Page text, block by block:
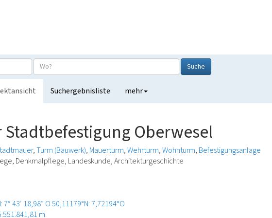
Suche
Suchergebnisliste mehr
Oberwesel
Turm (Bauwerk) Mauerturm Wehrturm Wohnturm Befestigungsanlage
Denkmalpflege, Landeskunde, Architekturgeschichte
7° 43′ 18,98″ O50,11179°N: 7,72194°O
m